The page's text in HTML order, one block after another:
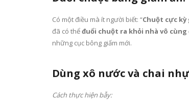
Có một điều mà ít người biết: “Chuột cực
đã có thểđuổi chuột ra khỏi nhà vô cùng
những cục bông giấm mới.
Dùng xô nước và chai
Cách thực hiện bẫy: